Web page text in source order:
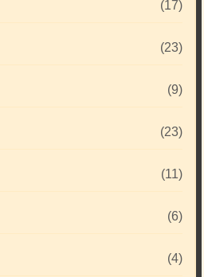
(17)
(23)
(9)
(23)
(11)
(6)
(4)